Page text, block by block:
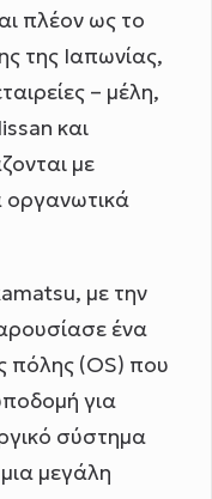
πλέον ως το
της Ιαπωνίας,
– μέλη,
και
με
οργανωτικά
με την
ένα
πόλης (OS) που
για
σύστημα
μεγάλη